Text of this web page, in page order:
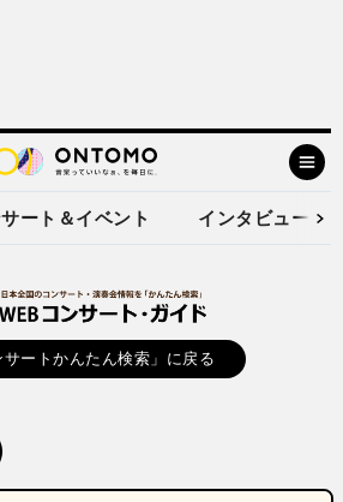
ート＆イベント インタビュー
ートかんたん検索」に戻る